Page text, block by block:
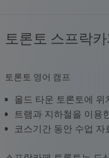
토론토 스프락
토론토 영어 캠프
올드 타운 토론토에 위
트램과 지하철을 이용
코스기간 동안 수업 자